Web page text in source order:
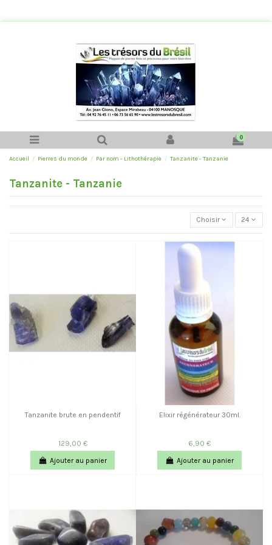
0
Accueil Pierres du monde Par nom - Lithothérapie Tanzanite - Tanzanie
Tanzanite - Tanzanie
Choisir 24
Tanzanite brute en pendentif
129,00 €
Ajouter au panier
Elixir régénérateur 30ml.
6,90 €
Ajouter au panier